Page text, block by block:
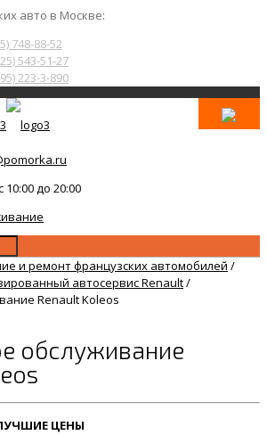
авто в Москве:
748-88-52
543-51-27
223-3-890
до 20:00
и ремонт французских автомобилей /
автосервис Renault/
Renault Koleos
обслуживание
ЦЕНЫ